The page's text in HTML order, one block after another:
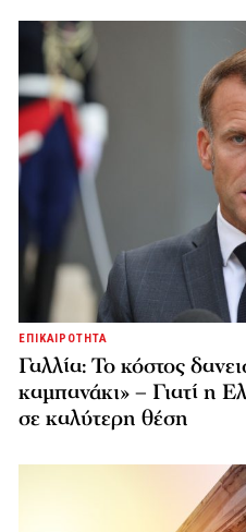
ΕΠΙΚΑΙΡΟΤΗΤΑ
Γαλλία: Το κόστος
καμπανάκι» – Γιατί η
σε καλύτερη θέση